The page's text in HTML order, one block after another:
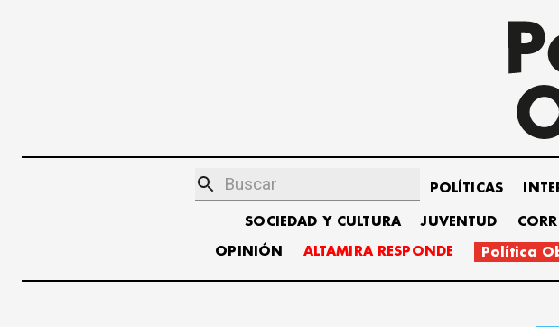
POLÍTICAS
SOCIEDAD Y CULTURA JUVENTUD
OPINIÓN ALTAMIRA RESPONDE Política